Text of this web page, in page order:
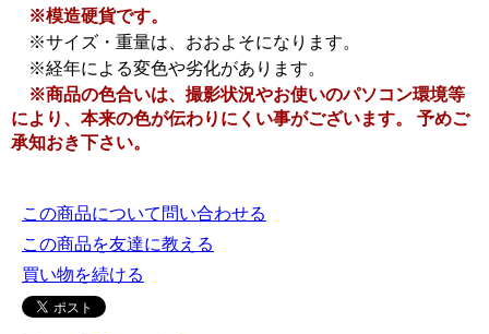
※模造硬貨です。
※サイズ・重量は、おおよそになります。
※経年による変色や劣化があります。
※商品の色合いは、撮影状況やお使いのパソコン環境等
により、本来の色が伝わりにくい事がございます。 予めご
承知おき下さい。
この商品について問い合わせる
この商品を友達に教える
買い物を続ける